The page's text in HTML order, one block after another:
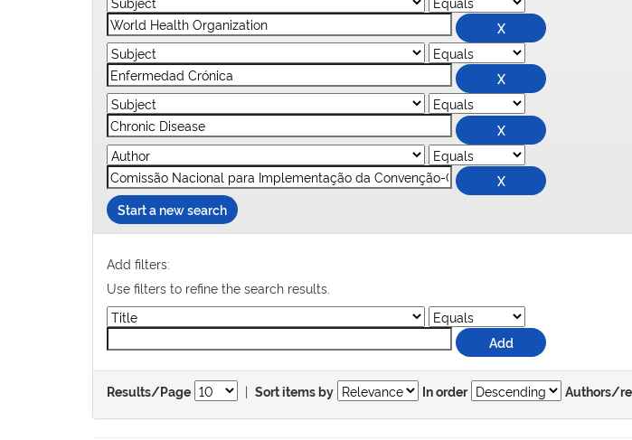
Start a new search
Add filters:
Use filters to refine the search results.
Results/Page | Sort items by In order Authors/